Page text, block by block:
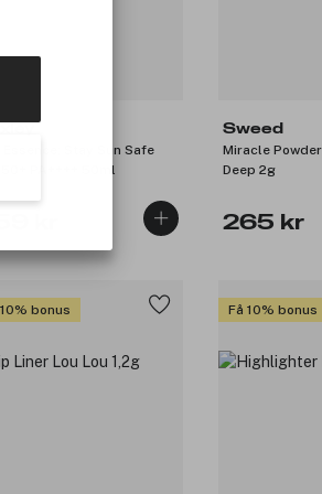
Essence; Stay Sun Safe
PA++++ 50ml
Sweed
Miracle
Deep 2g
265 kr
bonus Få 10% bonus